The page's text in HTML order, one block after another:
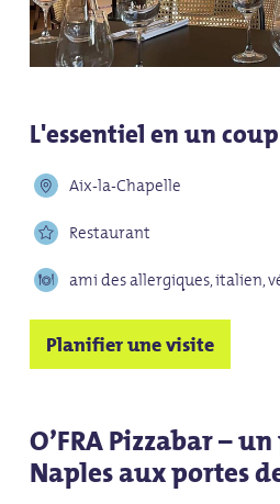
L'essentiel en un
Aix-la-Chapelle
Restaurant
ami des allergiques, italien,
Planifier une visite
O’FRA Pizzabar –
Naples aux portes